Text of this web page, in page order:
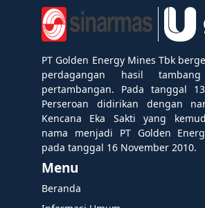
PT Golden Energy Mines Tbk
perdagangan hasil
pertambangan. Pada tanggal
Perseroan didirikan dengan
Kencana Eka Sakti yang
nama menjadi PT Golden
pada tanggal 16 November 2010.
Menu
Beranda